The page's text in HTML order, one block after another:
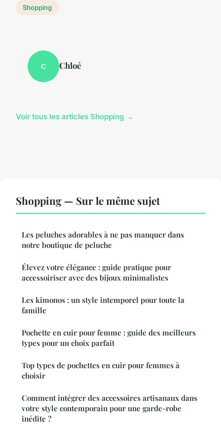
Shopping
C Chloé
Voir tous les articles Shopping →
Shopping — Sur le même sujet
Les peluches adorables à ne pas manquer dans
notre boutique de peluche
Élevez votre élégance : guide pratique pour
accessoiriser avec des bijoux minimalistes
Les kimonos : un style intemporel pour toute la
famille
Pochette en cuir pour femme : guide des meilleurs
types pour un choix parfait
Top types de pochettes en cuir pour femmes à
choisir
Comment intégrer des accessoires artisanaux dans
votre style contemporain pour une garde-robe
inédite ?